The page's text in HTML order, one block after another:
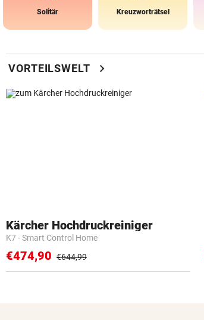
Solitär Kreuzworträtsel
VORTEILSWELT chevron_right
Kärcher Hochdruckreiniger
K7 - Smart Control Home
€474,90 €644,99